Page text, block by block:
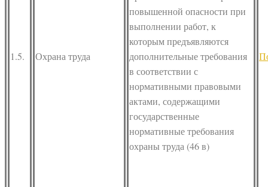
1.5. Охрана труда
повышенной опасности при
выполнении работ, к
которым предъявляются
дополнительные требования
в соответствии с
нормативными правовыми
актами, содержащими
государственные
нормативные требования
охраны труда (46 в)